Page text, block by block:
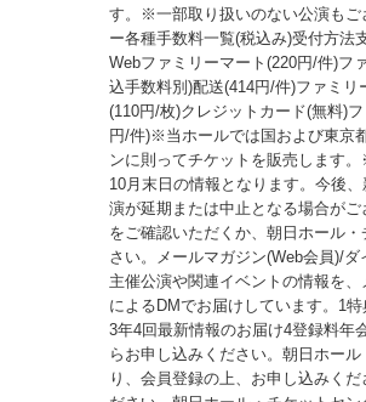
す。※一部取り扱いのない公演も
ー各種手数料一覧(税込み)受付方法
Webファミリーマート(220円/件)フ
込手数料別)配送(414円/件)ファミ
(110円/枚)クレジットカード(無料)
円/件)※当ホールでは国および東京
ンに則ってチケットを販売します
10月末日の情報となります。今後
演が延期または中止となる場合が
をご確認いただくか、朝日ホール
さい。メールマガジン(Web会員)/
主催公演や関連イベントの情報を
によるDMでお届けしています。1
3年4回最新情報のお届け4登録料年
らお申し込みください。朝日ホー
り、会員登録の上、お申し込みく